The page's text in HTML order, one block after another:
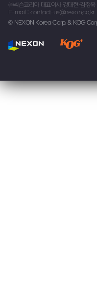
㈜넥슨코리아 대표이사 강대현·김정욱
E-mail : contact-us@nexon.co.kr
© NEXON Korea Corp. & KOG